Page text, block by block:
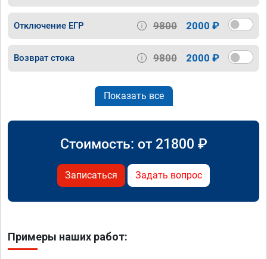
Отключение ЕГР 9800 2000 ₽
Возврат стока 9800 2000 ₽
Показать все
Стоимость: от 21800 ₽
Записаться Задать вопрос
Примеры наших работ: